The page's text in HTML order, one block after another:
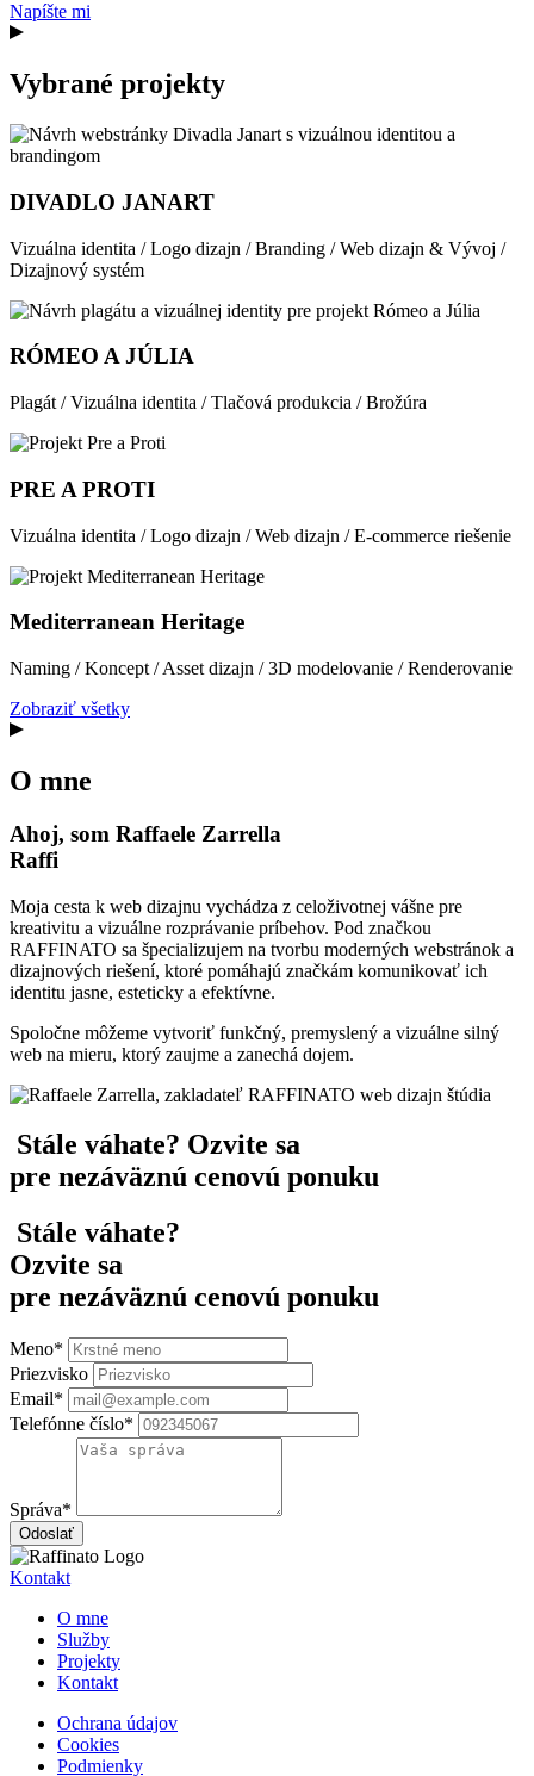
Napíšte mi
Vybrané projekty
DIVADLO JANART
Vizuálna identita / Logo dizajn / Branding / Web dizajn & Vývoj /
Dizajnový systém
RÓMEO A JÚLIA
Plagát / Vizuálna identita / Tlačová produkcia / Brožúra
PRE A PROTI
Vizuálna identita / Logo dizajn / Web dizajn / E-commerce riešenie
Mediterranean Heritage
Naming / Koncept / Asset dizajn / 3D modelovanie / Renderovanie
Zobraziť všetky
O mne
Ahoj, som Raffaele Zarrella
Raffi
Moja cesta k web dizajnu vychádza z celoživotnej vášne pre
kreativitu a vizuálne rozprávanie príbehov. Pod značkou
RAFFINATO sa špecializujem na tvorbu moderných webstránok a
dizajnových riešení, ktoré pomáhajú značkám komunikovať ich
identitu jasne, esteticky a efektívne.
Spoločne môžeme vytvoriť funkčný, premyslený a vizuálne silný
web na mieru, ktorý zaujme a zanechá dojem.
Stále váhate? Ozvite sa
pre nezáväznú cenovú ponuku
Stále váhate?
Ozvite sa
pre nezáväznú cenovú ponuku
Meno*
Priezvisko
Email*
Telefónne číslo*
Správa*
Odoslať
Kontakt
O mne
Služby
Projekty
Kontakt
Ochrana údajov
Cookies
Podmienky